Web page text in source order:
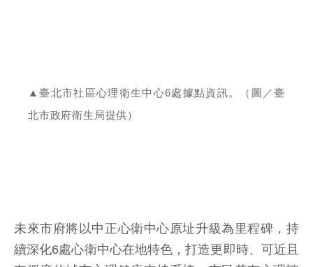
▲臺北市社區心理衛生中心6處據點資訊。（圖／臺
北市政府衛生局提供）
未來市府將以中正心衛中心原址升級為里程碑，持
續深化6處心衛中心在地特色，打造更即時、可近且